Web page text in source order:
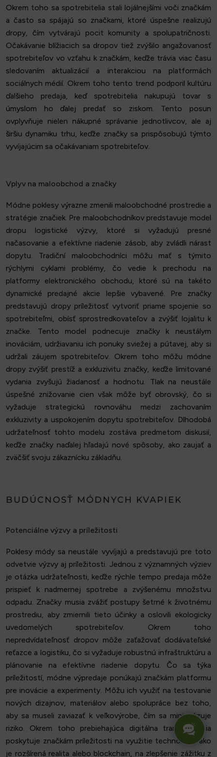
Okrem toho sa spotrebitelia stali lojálnejšími voči značkám
a často sa spájajú so značkami, ktoré úspešne realizujú
dropy, čím vytvárajú pocit komunity a spolupatričnosti.
Očakávanie blížiacich sa dropov tiež zvýšilo angažovanosť
spotrebiteľov vo vzťahu k značkám, keďže trávia viac času
sledovaním aktualizácií a interakciou na platformách
sociálnych médií. Okrem toho tento trend podporil kultúru
ďalšieho predaja, keď spotrebitelia nakupujú tovar s
úmyslom ho ďalej predať so ziskom. Tento posun
ovplyvňuje nielen nákupné správanie jednotlivcov, ale aj
širšiu dynamiku trhu, keďže značky sa prispôsobujú týmto
vyvíjajúcim sa očakávaniam spotrebiteľov.
Vplyv na maloobchod a značky
Módne poklesy výrazne zmenili maloobchodné prostredie a
stratégie značiek. Pre maloobchodníkov predstavuje model
dropu logistické výzvy, ktoré si vyžadujú presné
načasovanie a efektívne riadenie zásob, aby zvládli nárast
dopytu. Tradiční maloobchodníci môžu mať s týmito
rýchlymi cyklami problémy, čo vedie k prechodu na
platformy elektronického obchodu, ktoré sú na takéto
dynamické predajné akcie lepšie vybavené. Pre značky
predstavujú dropy príležitosť vytvoriť priame spojenie so
spotrebiteľmi, obísť sprostredkovateľov a zvýšiť lojalitu k
značke. Tento model podnecuje značky k neustálym
inováciám, udržiavaniu ich ponuky sviežej a pútavej, aby si
udržali záujem spotrebiteľov. Okrem toho môžu módne
dropy zvýšiť prestíž a exkluzivitu značky, keďže limitované
vydania zvyšujú žiadanosť a hodnotu. Tlak na neustále
úspešné znižovanie cien však môže byť obrovský, čo si
vyžaduje strategickú rovnováhu medzi zachovaním
exkluzivity a uspokojením dopytu spotrebiteľov. Dlhodobá
udržateľnosť tohto modelu zostáva predmetom diskusií,
keďže značky naďalej hľadajú nové spôsoby, ako zaujať a
zväčšiť svoju zákaznícku základňu.
BUDÚCNOSŤ MÓDNYCH KVAPIEK
Potenciálne výzvy a príležitosti
Poklesy módy sa neustále vyvíjajú a predstavujú pre toto
odvetvie výzvy aj príležitosti. Jednou z významných výziev
je otázka udržateľnosti, keďže rýchle tempo predaja môže
prispieť k nadmernej spotrebe a zvýšenému množstvu
odpadu. Značky musia zvážiť postupy šetrné k životnému
prostrediu, aby zmiernili tieto účinky a oslovili ekologicky
uvedomelých spotrebiteľov. Okrem toho
nepredvídateľnosť dropov môže zaťažovať dodávateľské
reťazce a logistiku, čo si vyžaduje robustnú infraštruktúru a
plánovanie na efektívne riadenie dopytu. Čo sa týka
príležitostí, módne výpredaje ponúkajú značkám platformu
pre inovácie a experimenty. Môžu ich využiť na testovanie
nových dizajnov, materiálov alebo spolupráce bez toho,
aby sa museli zaviazať k veľkovýrobe, čím sa minimalizuje
riziko. Okrem toho prebiehajúca digitálna transformácia
poskytuje značkám príležitosti na využitie technológií, ako
je rozšírená realita alebo blockchain, na zlepšenie zážitku z